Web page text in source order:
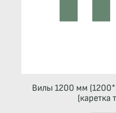
Вилы 1200 мм
(каретка